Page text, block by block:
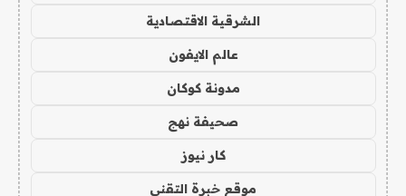
الشرقية الاقتصادية
عالم الايفون
مدونة كوكان
صحيفة نهج
كار نيوز
موقع خبرة التقني